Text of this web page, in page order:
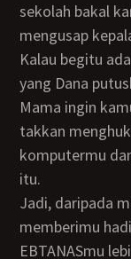
sekolah bakal
mengusap
Kalau begitu adanya, biarlah nanti Dana sesali apa
yang Dana
Mama ingin kamu kuliah. Namun meski begitu, mama
takkan
komputermu
itu.
Jadi, daripada melarangmu, mama putuskan untuk
memberimu
EBTANASmu